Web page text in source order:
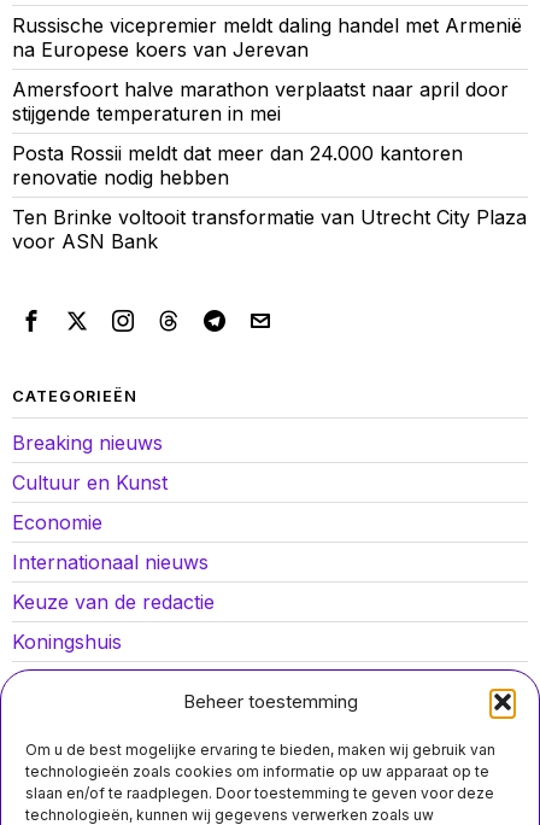
Beheer toestemming
Om u de best mogelijke ervaring te bieden, maken wij gebruik van
technologieën zoals cookies om informatie op uw apparaat op te
slaan en/of te raadplegen. Door toestemming te geven voor deze
technologieën, kunnen wij gegevens verwerken zoals uw
Russische vicepremier meldt daling handel met Armenië
na Europese koers van Jerevan
Amersfoort halve marathon verplaatst naar april door
stijgende temperaturen in mei
Posta Rossii meldt dat meer dan 24.000 kantoren
renovatie nodig hebben
Ten Brinke voltooit transformatie van Utrecht City Plaza
voor ASN Bank
CATEGORIEËN
Breaking nieuws
Cultuur en Kunst
Economie
Internationaal nieuws
Keuze van de redactie
Koningshuis
Lokaal nieuws
Opinies
Politiek